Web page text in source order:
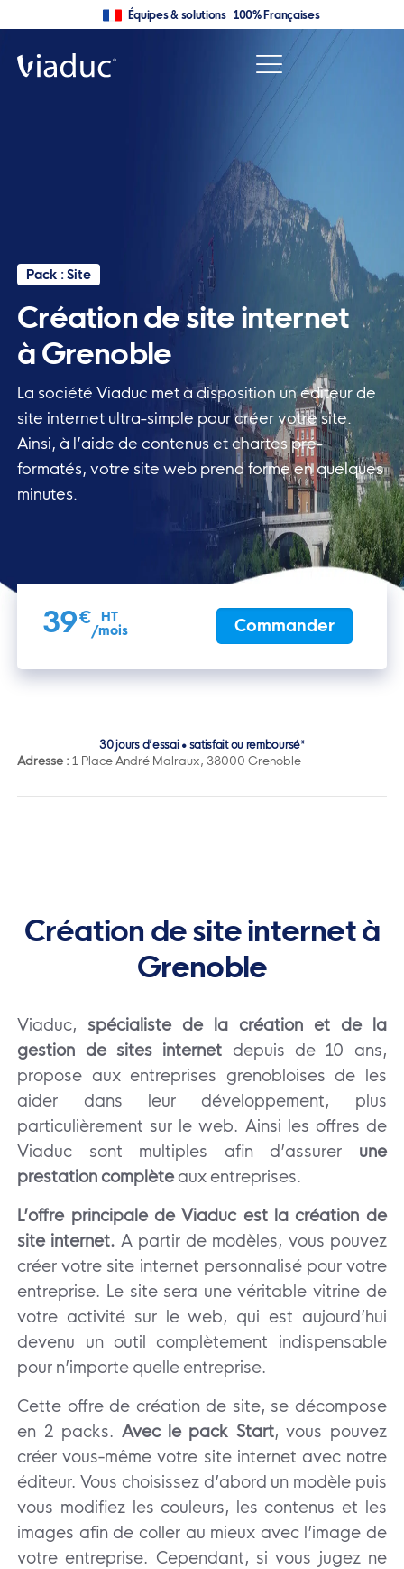
Équipes & solutions 100% Françaises
Pack : Site
Création de site internet
à Grenoble
La société Viaduc met à disposition un éditeur de
site internet ultra-simple pour créer votre site.
Ainsi, à l’aide de contenus et chartes pré-
formatés, votre site web prend forme enquelques
minutes.
39€
HT
/mois
Commander
30 jours d’essai • satisfait ou remboursé*
Adresse :1 Place André Malraux, 38000 Grenoble
Création de site internet à
Grenoble
Viaduc,spécialiste de la création et de la
gestion de sites internet depuis de 10 ans,
propose aux entreprises grenobloises de les
aider dans leur développement, plus
particulièrement sur le web. Ainsi les offres de
Viaduc sont multiples afin d’assurer une
prestation complèteaux entreprises.
L’offre principale de Viaduc est la création de
site internet. A partir de modèles, vous pouvez
créer votre site internet personnalisé pour votre
entreprise. Le site sera une véritable vitrine de
votre activité sur le web, qui est aujourd’hui
devenu un outil complètement indispensable
pour n’importe quelle entreprise.
Cette offre de création de site, se décompose
en 2 packs. Avec le pack Start, vous pouvez
créer vous-même votre site internet avec notre
éditeur. Vous choisissez d’abord un modèle puis
vous modifiez les couleurs, les contenus et les
images afin de coller au mieux avec l’image de
votre entreprise. Cependant, si vous jugez ne